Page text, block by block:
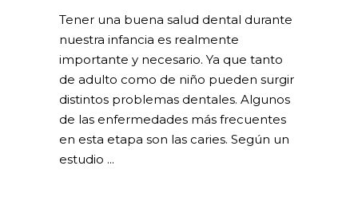
Tener una buena salud dental durante
nuestra infancia es realmente
importante y necesario. Ya que tanto
de adulto como de niño pueden surgir
distintos problemas dentales. Algunos
de las enfermedades más frecuentes
en esta etapa son las caries. Según un
estudio